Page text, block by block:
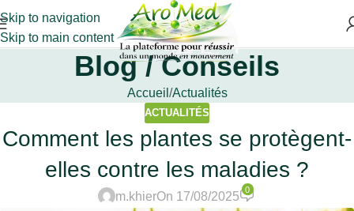
Skip to navigation
Skip to main content
Blog / Conseils
Accueil Actualités
ACTUALITÉS
Comment les plantes se protègent-
elles contre les maladies ?
m.khierOn 17/08/2025
0